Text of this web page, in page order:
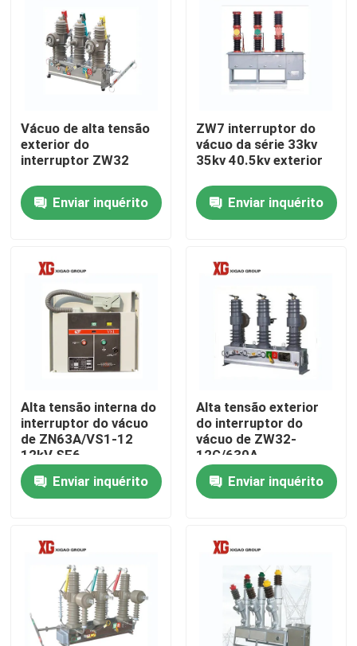
Casa
Excursão da fábrica
Contacte-nos
Peça umas citações
Interruptor de ruptura de carga do ar
Interruptor de ruptura de carga SF6
Switchgear da distribuição de poder
Vácuo de alta tensão
exterior do
interruptor ZW32
Enviar inquérito
ZW7 interruptor do
vácuo da série 33kv
35kv 40.5kv exterior
Enviar inquérito
Alta tensão interna do
interruptor do vácuo
de ZN63A/VS1-12
12kV SF6
Enviar inquérito
Alta tensão exterior
do interruptor do
vácuo de ZW32-
12G/630A
Enviar inquérito